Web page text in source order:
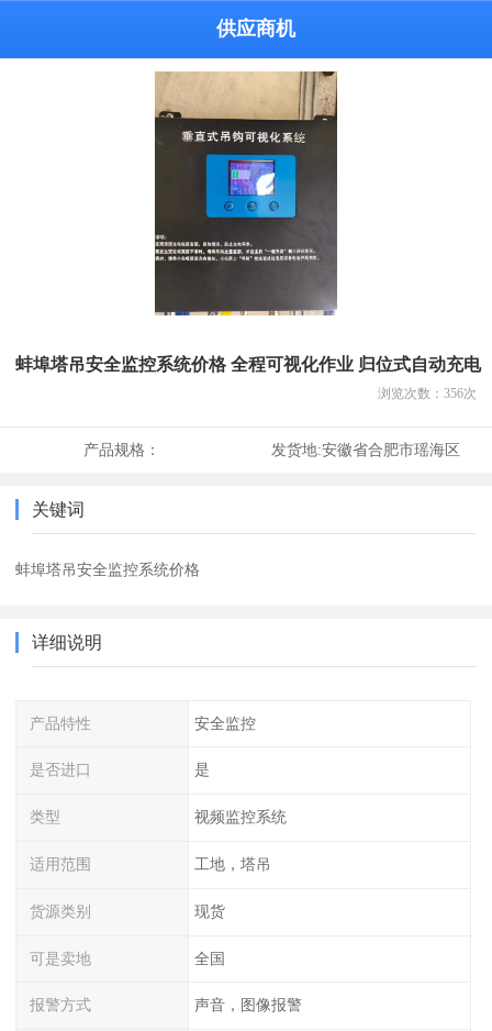
供应商机
蚌埠塔吊安全监控系统价格 全程可视化作业 归位式自动充电
浏览次数： 356次
产品规格： 发货地:安徽省合肥市瑶海区
关键词
蚌埠塔吊安全监控系统价格
详细说明
产品特性 安全监控
是否进口 是
类型 视频监控系统
适用范围 工地，塔吊
货源类别 现货
可是卖地 全国
报警方式 声音，图像报警